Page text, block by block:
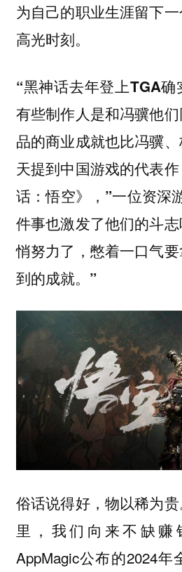
为自己的职业生涯留下
高光时刻。
“黑神话去年登上TGA确
有些制作人是和冯骥他
品的商业成就也比冯骥
天提到中国游戏的代表
话：悟空》，”一位资深
件事也激发了他们的斗
悄努力了，憋着一口气
到的成就。”
俗话说得好，物以稀为
里，我们向来不缺赚
AppMagic公布的2024